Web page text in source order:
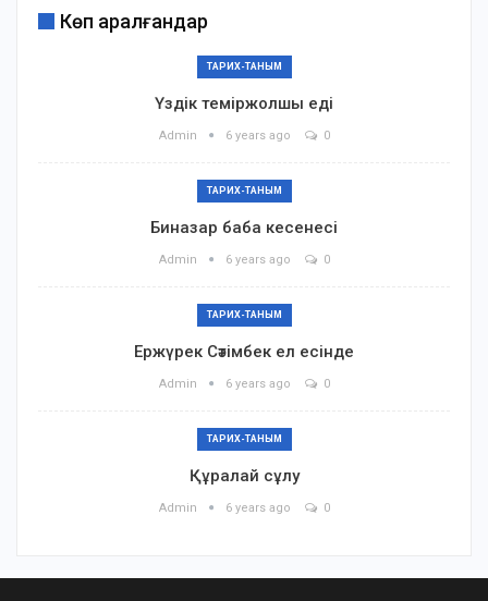
Көп қаралғандар
ТАРИХ-ТАНЫМ
Үздік теміржолшы еді
Admin 6 years ago 0
ТАРИХ-ТАНЫМ
Биназар баба кесенесі
Admin 6 years ago 0
ТАРИХ-ТАНЫМ
Ержүрек Сәтімбек ел есінде
Admin 6 years ago 0
ТАРИХ-ТАНЫМ
Құралай сұлу
Admin 6 years ago 0